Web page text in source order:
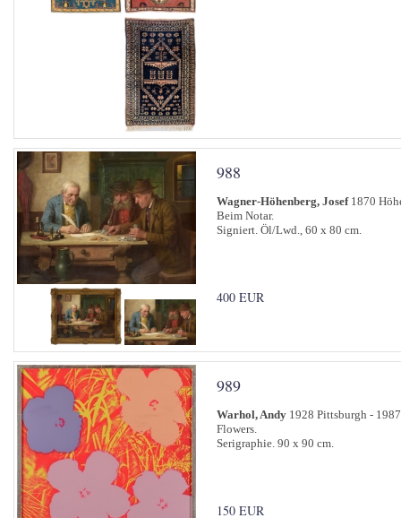
988
Wagner-Höhenberg, Josef1870
Beim Notar.
Signiert. Öl/Lwd., 60 x 80 cm.
400 EUR
989
Warhol, Andy 1928 Pittsburgh -
Flowers.
Serigraphie. 90 x 90 cm.
150 EUR